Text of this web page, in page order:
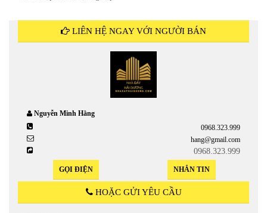
LIÊN HỆ NGAY VỚI NGƯỜI BÁN
Nguyễn Minh Hằng
0968.323.999
hang@gmail.com
0968.323.999
GỌI ĐIỆN NHẮN TIN
HOẶC GỬI YÊU CẦU